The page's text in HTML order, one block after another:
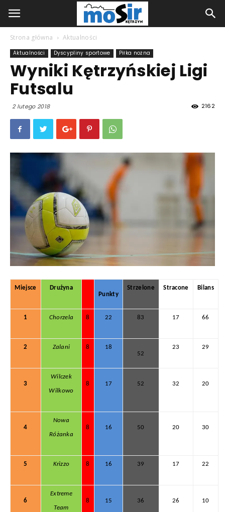
Strona główna Aktualności
Aktualności Dyscypliny sportowe Piłka nożna
Wyniki Kętrzyńskiej Ligi
Futsalu
2 lutego 2018 2162
Miejsce
Drużyna
Punkty
Strzelone Stracone Bilans
1 Chorzela 8 22 83 17 66
2 Zalani 8
18
52
23 29
3
Wilczek
Wilkowo
8 17 52 32 20
4
Nowa
Różanka
8 16 50 20 30
5 Krizzo 8 16 39 17 22
6
Extreme
Team
8 15 36 26 10